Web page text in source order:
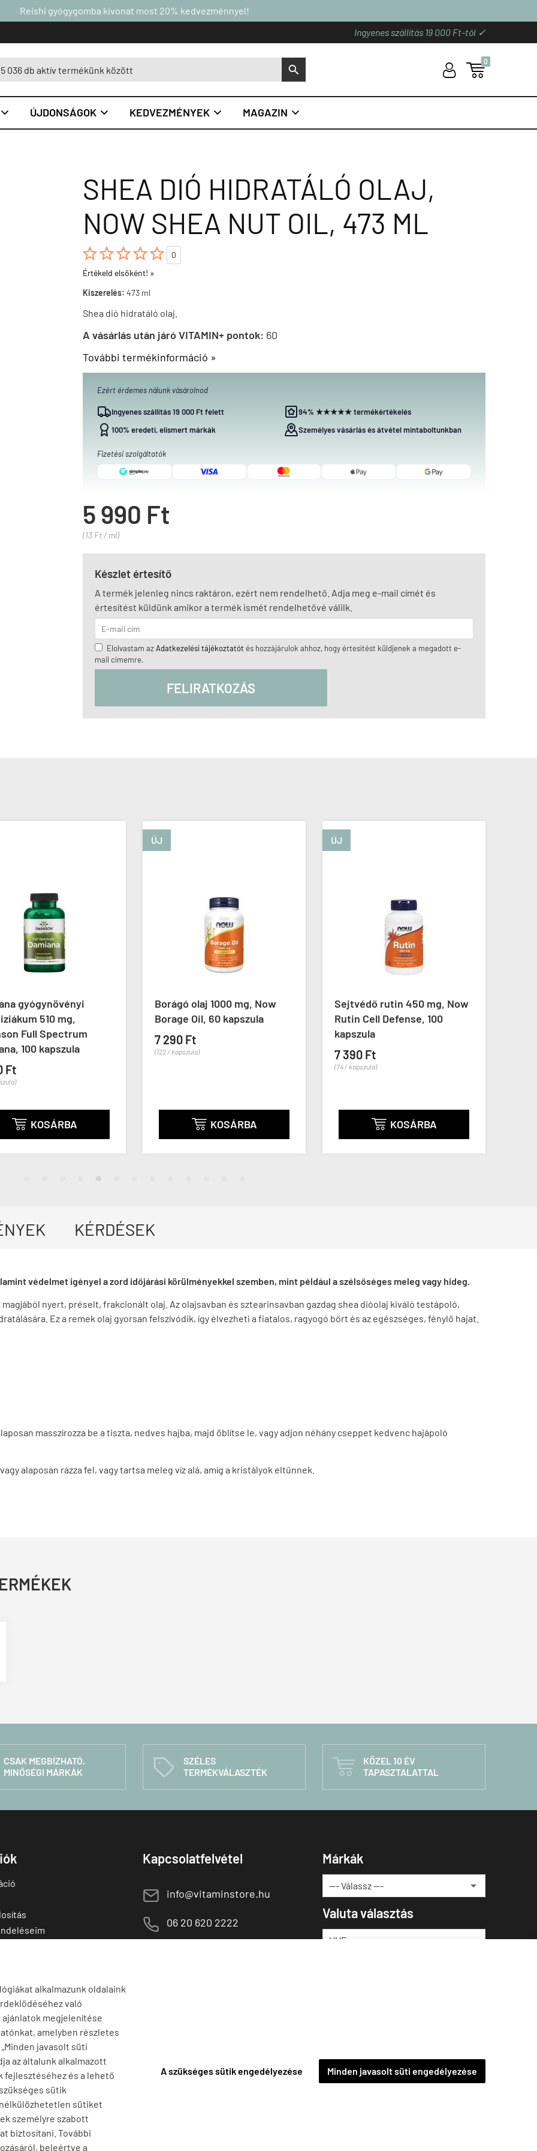
alkalmazunk oldalaink
való
megjelenítése
amelyben részletes
javasolt süti
az általunk alkalmazott
fejlesztéséhez és a lehető
sütik
sütiket
személyre szabott
biztosítani. További
beleértve a
A szükséges sütik engedélyezése Minden javasolt süti engedélyezése
Reishi gyógygomba kivonat most 20% kedvezménnyel!
Ingyenes szállítás 19 000 Ft-tól ✓
S U 
0
 ÚJDONSÁGOK  KEDVEZMÉNYEK  MAGAZIN 
SHEA DIÓ HIDRATÁLÓ OLAJ,
NOW SHEA NUT OIL, 473 ML

0
Értékeld elsőként! »
Kiszerelés: 473 ml
Shea dió hidratáló olaj.
A vásárlás után járó VITAMIN+ pontok: 60
További termékinformáció »
Ezért érdemes nálunk vásárolnod
Ingyenes szállítás 19 000 Ft felett
94% ★★★★★ termékértékelés
100% eredeti, elismert márkák
Személyes vásárlás és átvétel mintaboltunkban
Fizetési szolgáltatók
5 990 Ft
(13 Ft / ml)
Készlet értesítő
A termék jelenleg nincs raktáron, ezért nem rendelhető. Adja meg e-mail címét és
értesítést küldünk amikor a termék ismét rendelhetővé válilk.
Elolvastam azAdatkezelési tájékoztatót és hozzájárulok ahhoz, hogy értesítést küldjenek a megadott e-
mail címemre.
FELIRATKOZÁS
Borágó olaj 1000 mg, Now
Borage Oil, 60 kapszula
7 290 Ft
(122 / kapszula)

Sejtvédő rutin 450 mg, Now
Rutin Cell Defense, 100

Probiotikum 25 milliárd CFU,
Now Probiotic-10 25 Billion,
KÉRDÉSEK
védelmet igényel a zord időjárási körülményekkel szemben, mint például a szélsőséges meleg vagy hideg.
nyert, préselt, frakcionált olaj. Az olajsavban és sztearinsavban gazdag shea dióolaj kiváló testápoló,
Ez a remek olaj gyorsan felszívódik, így élvezheti a fiatalos, ragyogó bőrt és az egészséges, fénylő hajat.
masszírozza be a tiszta, nedves hajba, majd öblítse le, vagy adjon néhány cseppet kedvenc hajápoló
alaposan rázza fel, vagy tartsa meleg víz alá, amíg a kristályok eltűnnek.
CSAK MEGBÍZHATÓ,
MINŐSÉGI MÁRKÁK
C
SZÉLES
TERMÉKVÁLASZTÉK

KÖZEL 10 ÉV
TAPASZTALATTAL
Kapcsolatfelvétel
E info@vitaminstore.hu
M 06 20 620 2222
Márkák
Valuta választás